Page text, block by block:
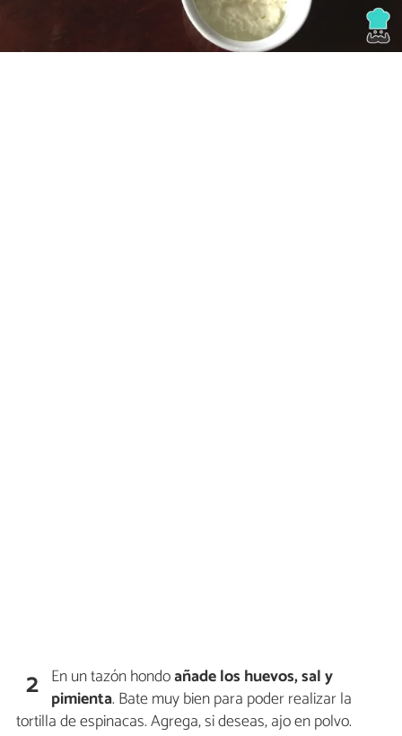
2 En un tazón hondoañade los huevos, sal y
pimienta. Bate muy bien para poder realizar la
tortilla de espinacas. Agrega, si deseas, ajo en polvo.